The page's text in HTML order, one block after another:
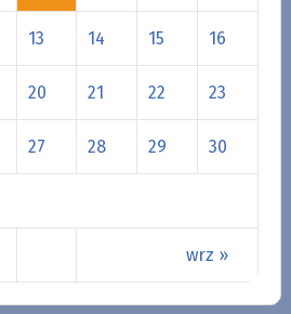
wrz »
13 14 15 16
20 21 22 23
27 28 29 30